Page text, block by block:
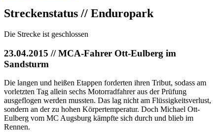
Streckenstatus // Enduropark
Die Strecke ist geschlossen
23.04.2015 // MCA-Fahrer Ott-Eulberg im
Sandsturm
Die langen und heißen Etappen forderten ihren Tribut, sodass am
vorletzten Tag allein sechs Motorradfahrer aus der Prüfung
ausgeflogen werden mussten. Das lag nicht am Flüssigkeitsverlust,
sondern an der zu hohen Körpertemperatur. Doch Michael Ott-
Eulberg vom MC Augsburg kämpfte sich durch und blieb im
Rennen.